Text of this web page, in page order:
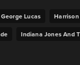
George Lucas
Indiana Jones And